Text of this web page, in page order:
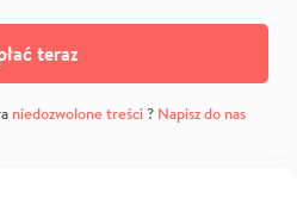
teraz
niedozwolone treści? Napisz do nas